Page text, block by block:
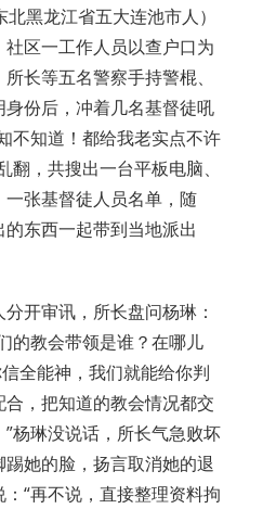
黑龙江省五大连池市人）
区一工作人员以查户口为
长等五名警察手持警棍、
份后，冲着几名基督徒吼
不知道！都给我老实点不许
翻，共搜出一台平板电脑、
张基督徒人员名单，随
东西一起带到当地派出
开审讯，所长盘问杨琳：
的教会带领是谁？在哪儿
全能神，我们就能给你判
，把知道的教会情况都交
杨琳没说话，所长气急败坏
她的脸，扬言取消她的退
“再不说，直接整理资料拘